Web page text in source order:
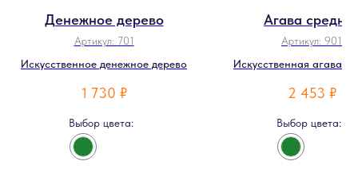
Денежное дерево
Артикул: 701
Искусственное денежное дерево
1 730 ₽
Выбор цвета:
Агава
Артикул: 901
Искусственная агава с
2 453 ₽
Выбор цвета: